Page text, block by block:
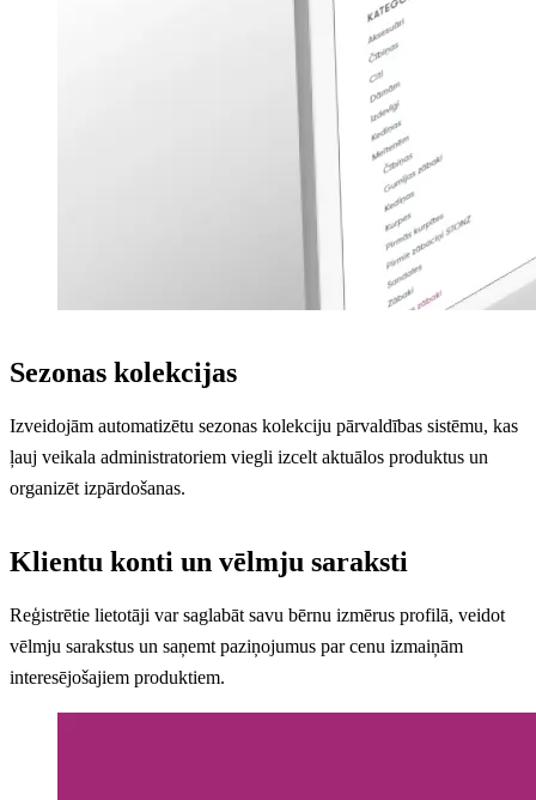
Sezonas kolekcijas
Izveidojām automatizētu sezonas kolekciju pārvaldības sistēmu, kas
ļauj veikala administratoriem viegli izcelt aktuālos produktus un
organizēt izpārdošanas.
Klientu konti un vēlmju saraksti
Reģistrētie lietotāji var saglabāt savu bērnu izmērus profilā, veidot
vēlmju sarakstus un saņemt paziņojumus par cenu izmaiņām
interesējošajiem produktiem.